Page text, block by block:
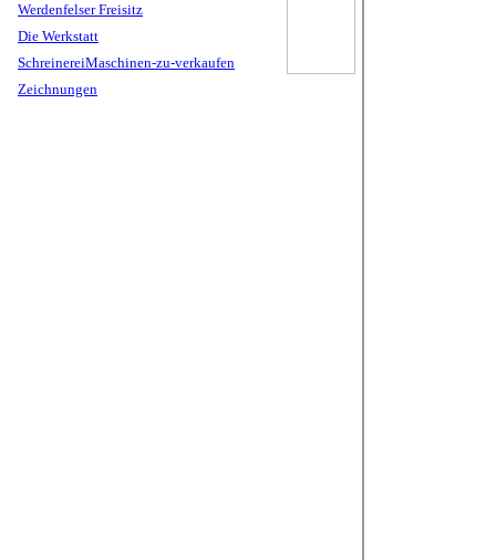
Werdenfelser Freisitz
Die Werkstatt
SchreinereiMaschinen-zu-verkaufen
Zeichnungen